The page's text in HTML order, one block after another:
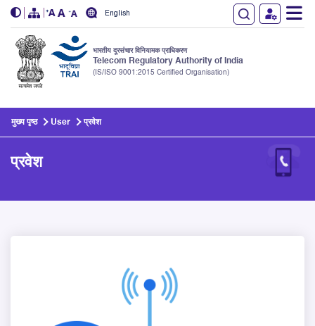
English
भारतीय दूरसंचार विनियामक प्राधिकरण
Telecom Regulatory Authority of India
(IS/ISO 9001:2015 Certified Organisation)
मुख्य पृष्ठ User प्रवेश
प्रवेश